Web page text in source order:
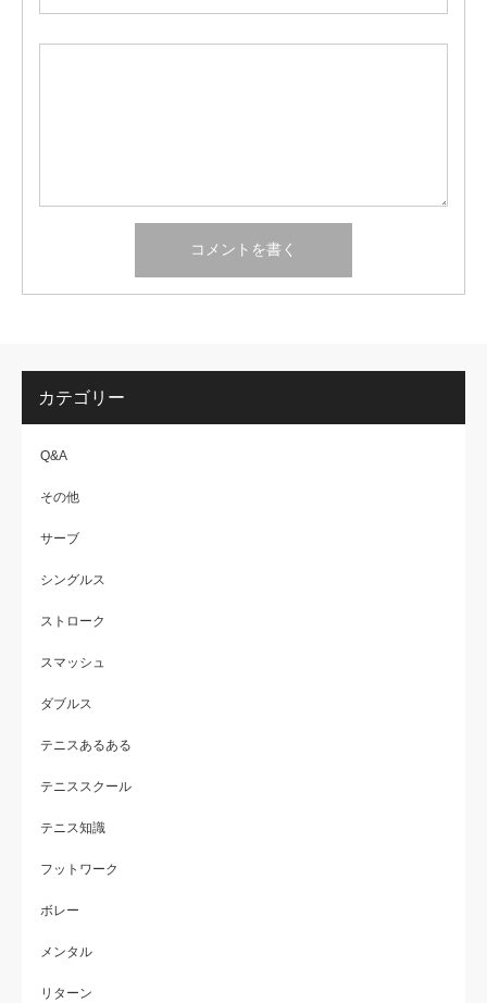
カテゴリー
Q&A
その他
サーブ
シングルス
ストローク
スマッシュ
ダブルス
テニスあるある
テニススクール
テニス知識
フットワーク
ボレー
メンタル
リターン